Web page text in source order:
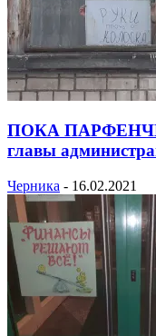
ПОКА
главы
Черника - 16.02.2021